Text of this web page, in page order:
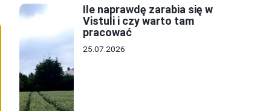
Ile naprawdę zarabia się w
Vistuli i czy warto tam
pracować
25.07.2026